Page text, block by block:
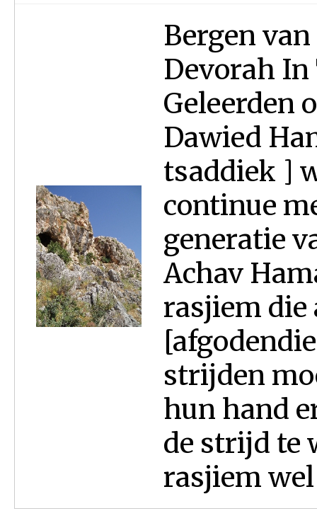
Bergen
Devorah In
Geleerden
Dawied
tsaddiek ]
continue
generatie
Achav
rasjiem die
strijden
hun hand
de strijd te
rasjiem